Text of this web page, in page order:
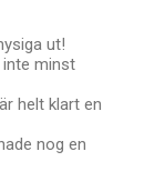
ut!
inte minst
helt klart en
nog en